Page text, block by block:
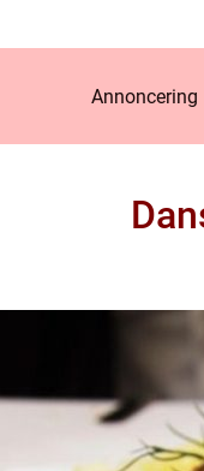
Annoncering